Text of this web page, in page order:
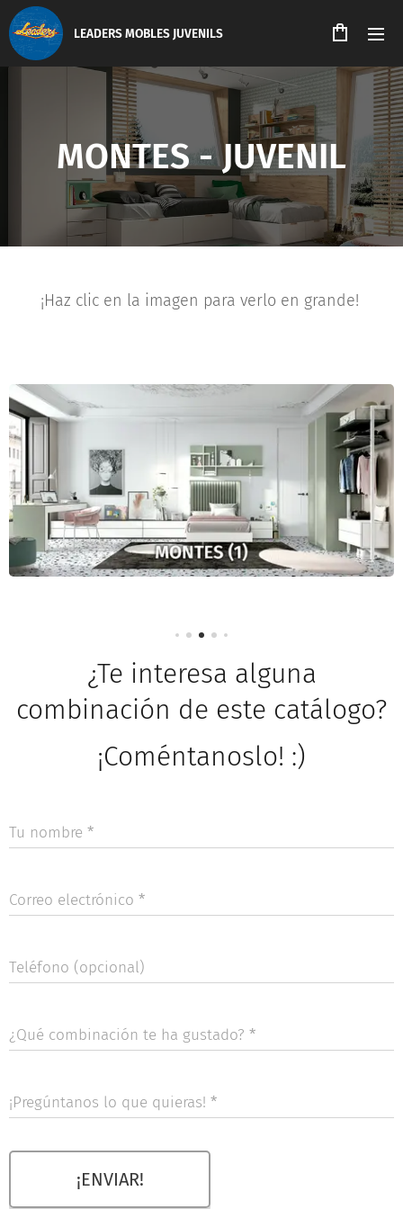
LEADERS MOBLES JUVENILS
MONTES - JUVENIL
⬇ ¡Haz clic en la imagen para verlo en grande! ⬇
¿Te interesa alguna
combinación de este catálogo?
¡Coméntanoslo! :)
Tu nombre
Correo electrónico
Teléfono (opcional)
¿Qué combinación te ha gustado?
¡Pregúntanos lo que quieras!
¡ENVIAR!